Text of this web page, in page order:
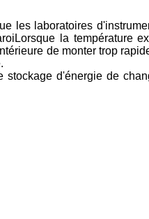
les laboratoires
la température
de monter trop
d'énergie de